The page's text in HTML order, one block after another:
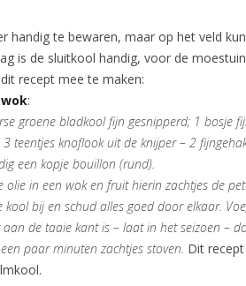
handig te bewaren, maar op het veld
is de sluitkool handig, voor de
recept mee te maken:
:
groene bladkool fijn gesnipperd; 1 bosje
teentjes knoflook uit de knijper – 2
een kopje bouillon (rund).
olie in een wok en fruit hierin zachtjes de
kool bij en schud alles goed door elkaar.
de taaie kant is – laat in het seizoen –
paar minuten zachtjes stoven. Dit